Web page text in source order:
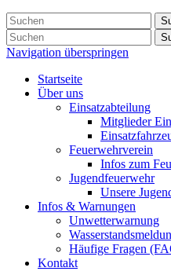
Navigation überspringen
Startseite
Über uns
Einsatzabteilung
Mitglieder
Feuerwehrverein
Infos zum
Jugendfeuerwehr
Unsere
Infos & Warnungen
Unwetterwarnung
Häufige Fragen
Kontakt